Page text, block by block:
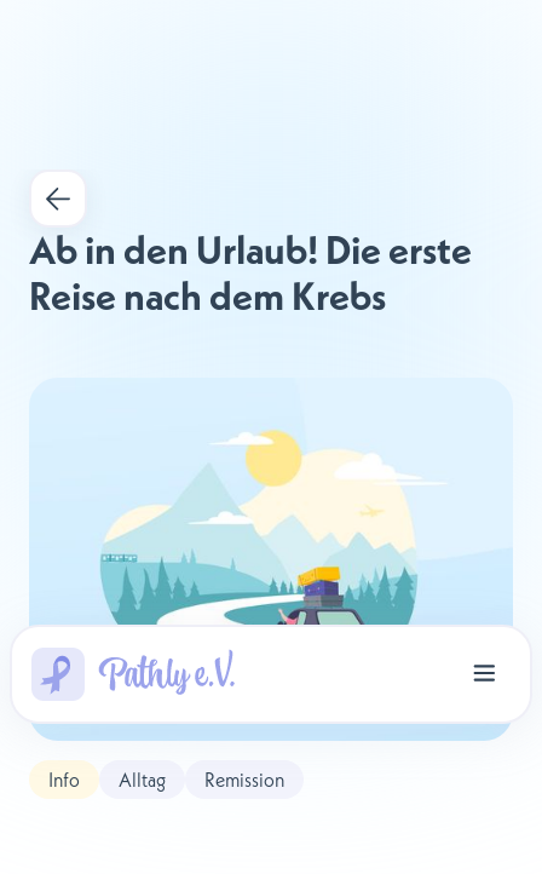
Ab in den Urlaub! Die erste
Reise nach dem Krebs
Info Alltag Remission